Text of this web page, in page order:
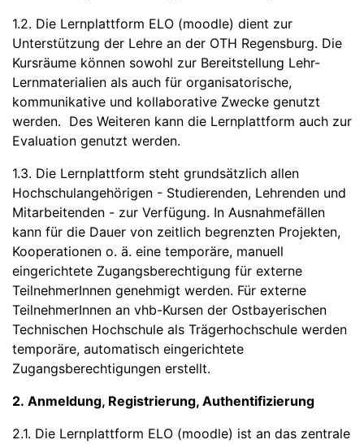
1.2. Die Lernplattform ELO (moodle) dient zur
Unterstützung der Lehre an der OTH Regensburg. Die
Kursräume können sowohl zur Bereitstellung Lehr-
Lernmaterialien als auch für organisatorische,
kommunikative und kollaborative Zwecke genutzt
werden. Des Weiteren kann die Lernplattform auch zur
Evaluation genutzt werden.
1.3. Die Lernplattform steht grundsätzlich allen
Hochschulangehörigen - Studierenden, Lehrenden und
Mitarbeitenden - zur Verfügung. In Ausnahmefällen
kann für die Dauer von zeitlich begrenzten Projekten,
Kooperationen o. ä. eine temporäre, manuell
eingerichtete Zugangsberechtigung für externe
TeilnehmerInnen genehmigt werden. Für externe
TeilnehmerInnen an vhb-Kursen der Ostbayerischen
Technischen Hochschule als Trägerhochschule werden
temporäre, automatisch eingerichtete
Zugangsberechtigungen erstellt.
2. Anmeldung, Registrierung, Authentifizierung
2.1. Die Lernplattform ELO (moodle) ist an das zentrale